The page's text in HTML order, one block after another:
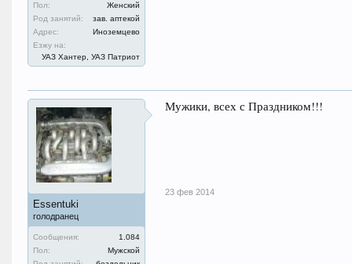
Пол:
Женский
Род занятий:
зав. аптекой
Адрес:
Иноземцево
Езжу на:
УАЗ Хантер, УАЗ Патриот
Essentuki
голодранец
Сообщения:
1.084
Пол:
Мужской
Мужики, всех с Праздником!!!
23 фев 2014